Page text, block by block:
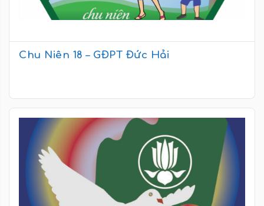
Chu Niên 18 – GĐPT Đức Hải